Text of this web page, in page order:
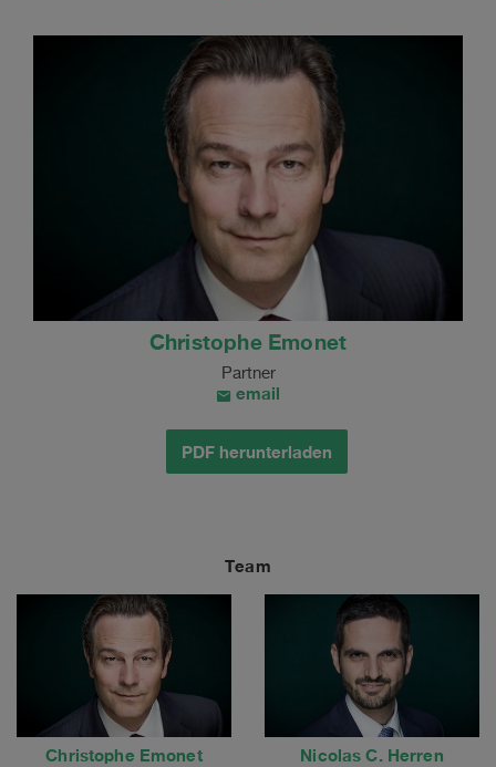
Christophe Emonet
Partner
email
PDF herunterladen
Team
Christophe Emonet Nicolas C. Herren